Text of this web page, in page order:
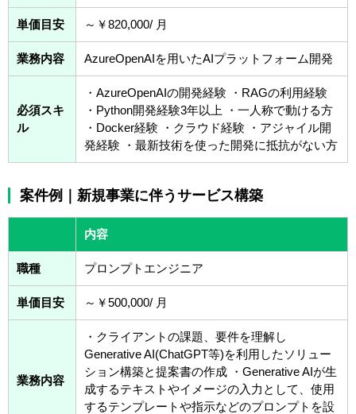
単価目安 ～￥820,000/ 月
業務内容 AzureOpenAIを用いたAIプラットフォーム開発
必須スキ
ル
・AzureOpenAIの開発経験 ・RAGの利用経験
・Python開発経験3年以上 ・一人称で動ける方
・Docker経験 ・クラウド経験 ・アジャイル開
発経験 ・最新技術を使った開発に抵抗がない方
案件例｜新規事業に伴うサービス構築
内容
職種 プロンプトエンジニア
単価目安 ～￥500,000/ 月
業務内容
・クライアントの課題、要件を理解し
Generative AI(ChatGPT等)を利用したソリュー
ション構築と提案書の作成 ・Generative AIが生
成するテキストやイメージの入力として、使用
するテンプレートや指示などのプロンプトを設